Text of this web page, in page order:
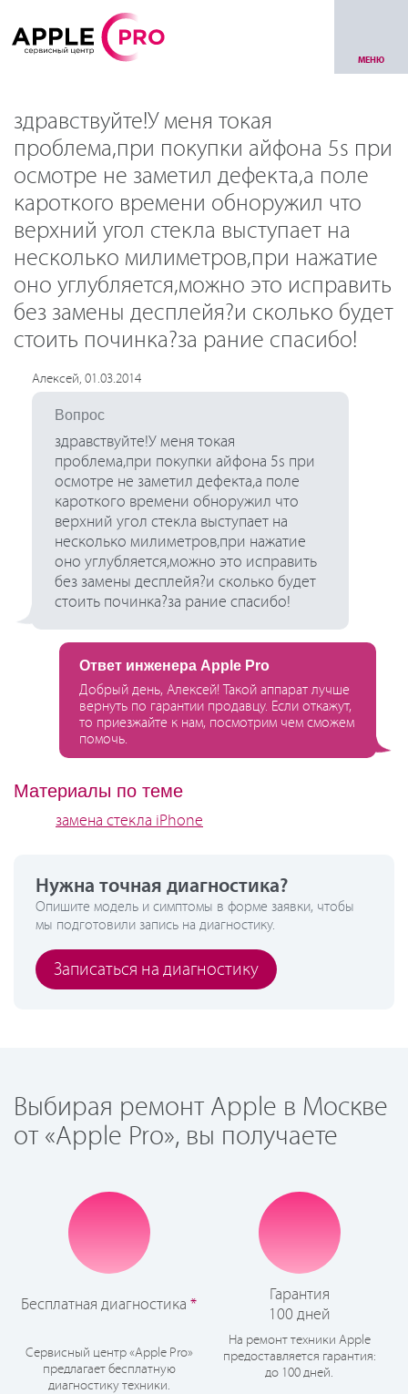
МЕНЮ
здравствуйте!У меня токая
проблема,при покупки айфона 5s при
осмотре не заметил дефекта,а поле
кароткого времени обноружил что
верхний угол стекла выступает на
несколько милиметров,при нажатие
оно углубляется,можно это исправить
без замены десплейя?и сколько будет
стоить починка?за рание спасибо!
Алексей, 01.03.2014
Вопрос
здравствуйте!У меня токая
проблема,при покупки айфона 5s при
осмотре не заметил дефекта,а поле
кароткого времени обноружил что
верхний угол стекла выступает на
несколько милиметров,при нажатие
оно углубляется,можно это исправить
без замены десплейя?и сколько будет
стоить починка?за рание спасибо!
Ответ инженера Apple Pro
Добрый день, Алексей! Такой аппарат лучше
вернуть по гарантии продавцу. Если откажут,
то приезжайте к нам, посмотрим чем сможем
помочь.
Материалы по теме
замена стекла iPhone
Нужна точная диагностика?
Опишите модель и симптомы в форме заявки, чтобы
мы подготовили запись на диагностику.
Записаться на диагностику
Выбирая ремонт Apple в Москве
от «Apple Pro», вы получаете
Бесплатная диагностика *
Сервисный центр «Apple Pro»
предлагает бесплатную
диагностику техники.
Гарантия
100 дней
На ремонт техники Apple
предоставляется гарантия:
до 100 дней.